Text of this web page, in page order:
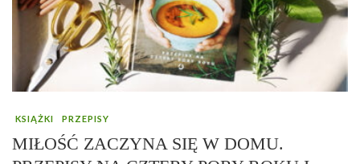
KSIĄŻKI PRZEPISY
MIŁOŚĆ ZACZYNA SIĘ W DOMU.